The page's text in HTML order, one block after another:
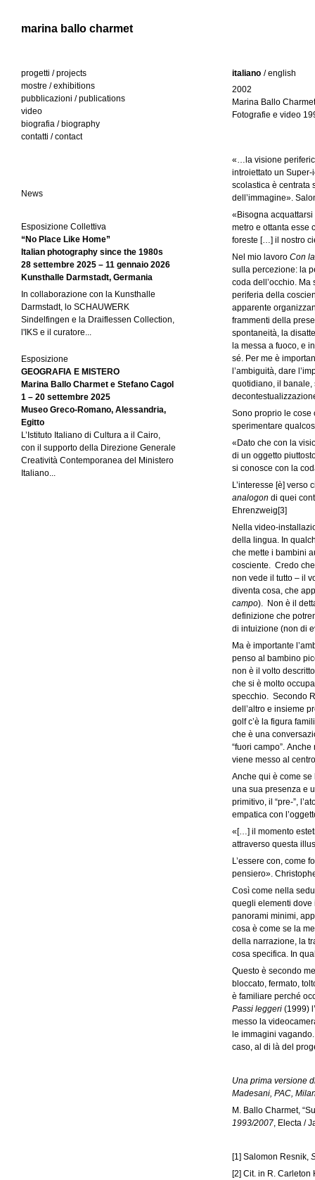
marina ballo charmet
l
i
g
u
e
italiano (s
h
e
ti
v
a
)
/ english
2002
Marina Ballo Charmet
Fotografie e video
«…la visione
introiettato un
scolastica è centrata
dell’immagine».
«Bisogna
metro e ottanta esse
foreste […] il nostro
Nel mio lavoro Con
sulla percezione: la
coda dell’occhio.
periferia della
apparente
frammenti della
spontaneità, la
la messa a fuoco, e
sé. Per me è
l’ambiguità, dare
quotidiano, il
Sono proprio le cose
sperimentare
«Dato che con la
di un oggetto
si conosce con la
L’interesse [è]
analogon di quei
Ehrenzweig[3]
Nella video-
della lingua. In
che mette i bambini
cosciente. Credo
non vede il tutto – il
diventa cosa, che
campo). Non è il
definizione che
di intuizione (non di
Ma è importante
penso al bambino
non è il volto
che si è molto
specchio. Secondo
dell’altro e insieme
golf c’è la figura
che è una
“fuori campo”.
viene messo al
Anche qui è come
una sua presenza e
primitivo, il “pre-”,
empatica con
«[…] il momento
attraverso questa
L’essere con, come
pensiero».
Così come nella
quegli elementi dove
panorami minimi,
cosa è come se la
della narrazione, la
cosa specifica. In
Questo è secondo
bloccato, fermato,
è familiare perché
Passi leggeri (1999)
messo la
le immagini
caso, al di là del
Una prima versione
Madesani, PAC,
M. Ballo Charmet,
1993/2007, Electa /
[1] Salomon Resnik,
[2] Cit. in R. Carleton
progetti / projects
mostre / exhibitions
pubblicazioni / publications
video
biografia / biography
contatti / contact
News
Esposizione Collettiva
“No Place Like Home”
Italian photography since the 1980s
28 settembre 2025 – 11 gennaio 2026
Kunsthalle Darmstadt, Germania
In collaborazione con la Kunsthalle
Darmstadt, lo SCHAUWERK
Sindelfingen e la Draiflessen Collection,
l'IKS e il curatore...
Esposizione
GEOGRAFIA E MISTERO
Marina Ballo Charmet e Stefano Cagol
1 – 20 settembre 2025
Museo Greco-Romano, Alessandria,
Egitto
L’Istituto Italiano di Cultura a il Cairo,
con il supporto della Direzione Generale
Creatività Contemporanea del Ministero
Italiano...